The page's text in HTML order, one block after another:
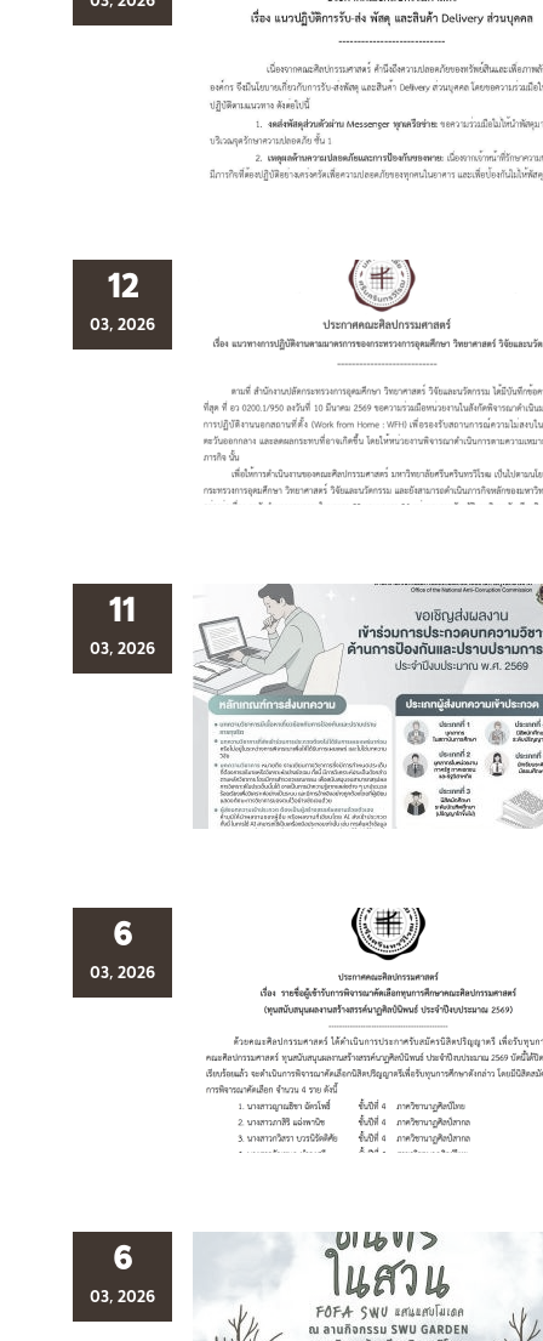
12
03, 2026
11
03, 2026
6
03, 2026
6
03, 2026